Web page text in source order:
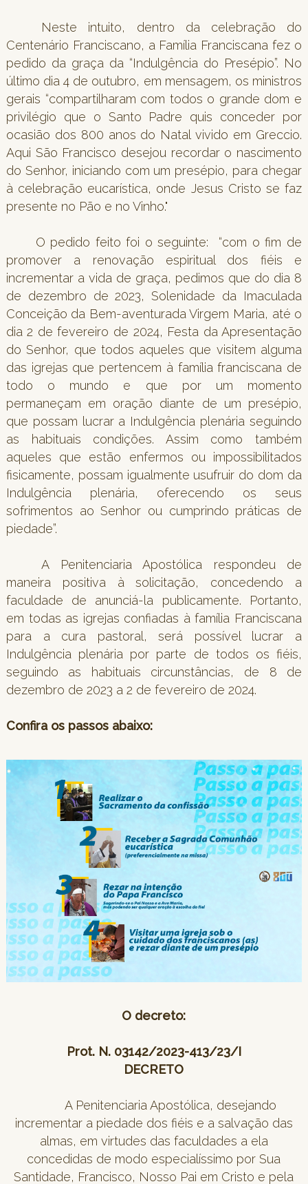
Neste intuito, dentro da celebração do
Centenário Franciscano, a Família Franciscana fez o
pedido da graça da “Indulgência do Presépio”. No
último dia 4 de outubro, em mensagem, os ministros
gerais “compartilharam com todos o grande dom e
privilégio que o Santo Padre quis conceder por
ocasião dos 800 anos do Natal vivido em Greccio.
Aqui São Francisco desejou recordar o nascimento
do Senhor, iniciando com um presépio, para chegar
à celebração eucarística, onde Jesus Cristo se faz
presente no Pão e no Vinho."
O pedido feito foi o seguinte: “com o fim de
promover a renovação espiritual dos fiéis e
incrementar a vida de graça, pedimos que do dia 8
de dezembro de 2023, Solenidade da Imaculada
Conceição da Bem-aventurada Virgem Maria, até o
dia 2 de fevereiro de 2024, Festa da Apresentação
do Senhor, que todos aqueles que visitem alguma
das igrejas que pertencem à família franciscana de
todo o mundo e que por um momento
permaneçam em oração diante de um presépio,
que possam lucrar a Indulgência plenária seguindo
as habituais condições. Assim como também
aqueles que estão enfermos ou impossibilitados
fisicamente, possam igualmente usufruir do dom da
Indulgência plenária, oferecendo os seus
sofrimentos ao Senhor ou cumprindo práticas de
piedade”.
A Penitenciaria Apostólica respondeu de
maneira positiva à solicitação, concedendo a
faculdade de anunciá-la publicamente. Portanto,
em todas as igrejas confiadas à família Franciscana
para a cura pastoral, será possível lucrar a
Indulgência plenária por parte de todos os fiéis,
seguindo as habituais circunstâncias, de 8 de
dezembro de 2023 a 2 de fevereiro de 2024.
Confira os passos abaixo:
O decreto:
Prot. N. 03142/2023-413/23/I
DECRETO
A Penitenciaria Apostólica, desejando
incrementar a piedade dos fiéis e a salvação das
almas, em virtudes das faculdades a ela
concedidas de modo especialíssimo por Sua
Santidade, Francisco, Nosso Pai em Cristo e pela